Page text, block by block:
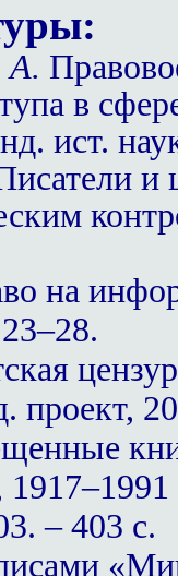
А.
в
ист.
и
на
– 403 с.